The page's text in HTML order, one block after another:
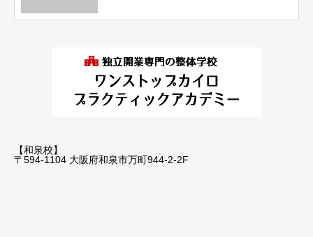
【和泉校】
〒594-1104 大阪府和泉市万町944-2-2F